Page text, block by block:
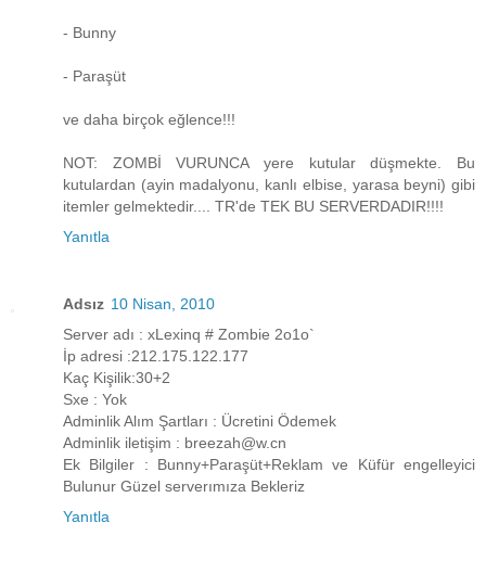
- Bunny
- Paraşüt
ve daha birçok eğlence!!!
NOT: ZOMBİ VURUNCA yere kutular düşmekte. Bu
kutulardan (ayin madalyonu, kanlı elbise, yarasa beyni) gibi
itemler gelmektedir.... TR'de TEK BU SERVERDADIR!!!!
Yanıtla
Adsız 10 Nisan, 2010
Server adı : xLexinq # Zombie 2o1o`
İp adresi :212.175.122.177
Kaç Kişilik:30+2
Sxe : Yok
Adminlik Alım Şartları : Ücretini Ödemek
Adminlik iletişim : breezah@w.cn
Ek Bilgiler : Bunny+Paraşüt+Reklam ve Küfür engelleyici
Bulunur Güzel serverımıza Bekleriz
Yanıtla